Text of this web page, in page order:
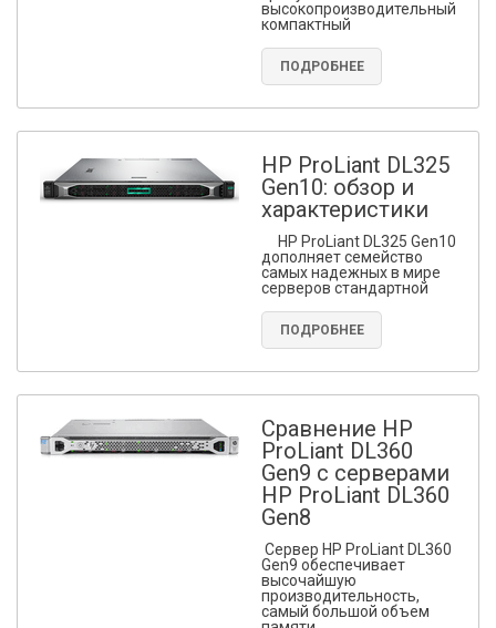
высокопроизводительный
компактный
ПОДРОБНЕЕ
HP ProLiant DL325
Gen10: обзор и
характеристики
HP ProLiant DL325 Gen10
дополняет семейство
самых надежных в мире
серверов стандартной
ПОДРОБНЕЕ
Сравнение HP
ProLiant DL360
Gen9 с серверами
HP ProLiant DL360
Gen8
Сервер HP ProLiant DL360
Gen9 обеспечивает
высочайшую
производительность,
самый большой объем